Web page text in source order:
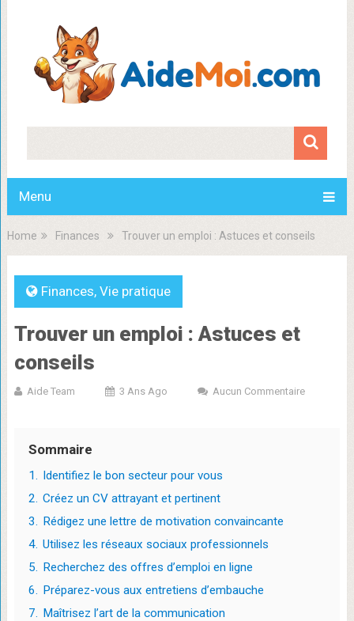
Menu
Home Finances Trouver un emploi : Astuces et conseils
Finances, Vie pratique
Trouver un emploi : Astuces et
conseils
Aide Team 3 Ans Ago Aucun Commentaire
Sommaire
1. Identifiez le bon secteur pour vous
2. Créez un CV attrayant et pertinent
3. Rédigez une lettre de motivation convaincante
4. Utilisez les réseaux sociaux professionnels
5. Recherchez des offres d’emploi en ligne
6. Préparez-vous aux entretiens d’embauche
7. Maîtrisez l’art de la communication